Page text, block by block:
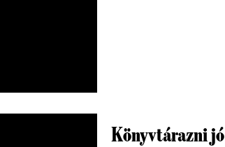
Könyvtárazni jó